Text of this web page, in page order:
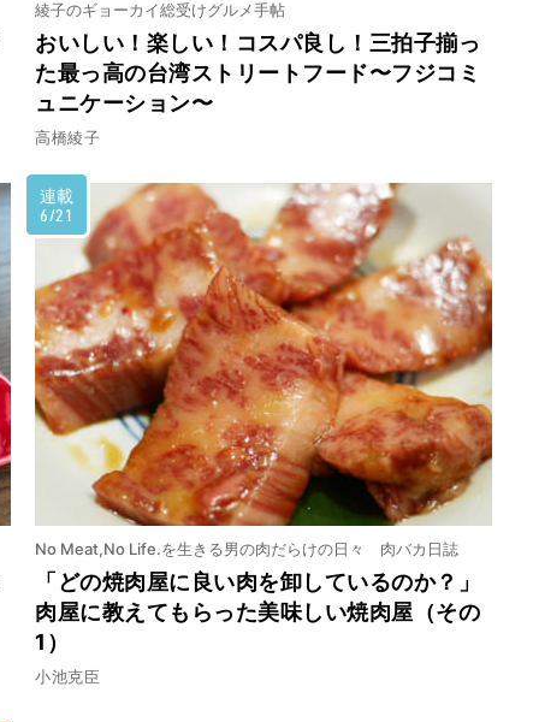
綾子のギョーカイ総受けグルメ手帖
おいしい！楽しい！コスパ良し！三拍子揃っ
た最っ高の台湾ストリートフード〜フジコミ
ュニケーション〜
高橋綾子
連載
6/21
No Meat,No Life.を生きる男の肉だらけの日々 肉バカ日誌
「どの焼肉屋に良い肉を卸しているのか？」
肉屋に教えてもらった美味しい焼肉屋（その
1）
小池克臣